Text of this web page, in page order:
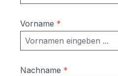
Vorname *
Nachname *